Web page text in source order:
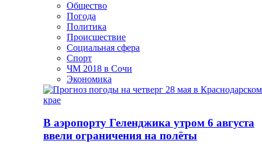
Общество
Погода
Политика
Происшествие
Социальная сфера
Спорт
ЧМ 2018 в Сочи
Экономика
В аэропорту Геленджика утром 6 августа
ввели ограничения на полёты